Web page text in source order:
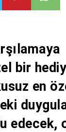
bir
en
edecek,